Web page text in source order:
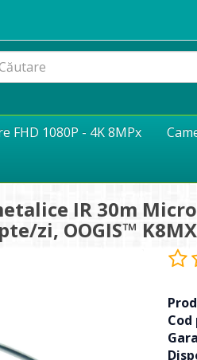
FHD 1080P - 4K 8MPx
IR 30m
zi, OOGIS™
Cod